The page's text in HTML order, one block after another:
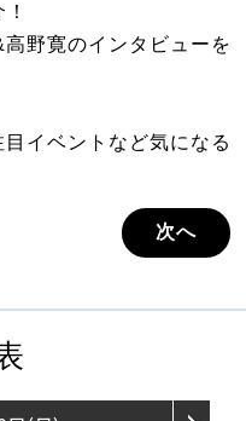
野寛のインタビューを
イベントなど気になる
次へ